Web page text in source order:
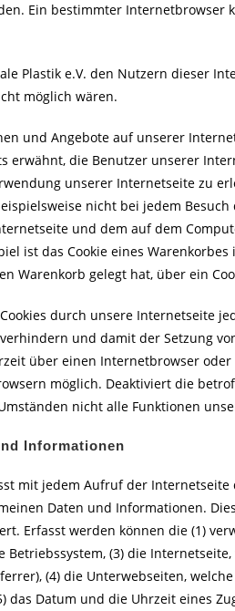
Ein bestimmter Internetbrowser
Plastik e.V. den Nutzern dieser
möglich wären.
und Angebote auf unserer
erwähnt, die Benutzer unserer
unserer Internetseite zu
nicht bei jedem
und dem auf dem
ist das Cookie eines
Warenkorb gelegt hat, über ein
durch unsere Internetseite
und damit der Setzung
über einen Internetbrowser
möglich. Deaktiviert die
nicht alle Funktionen
Informationen
mit jedem Aufruf der
Daten und Informationen.
Erfasst werden können die (1)
Betriebssystem, (3) die
(4) die Unterwebseiten,
das Datum und die Uhrzeit eines